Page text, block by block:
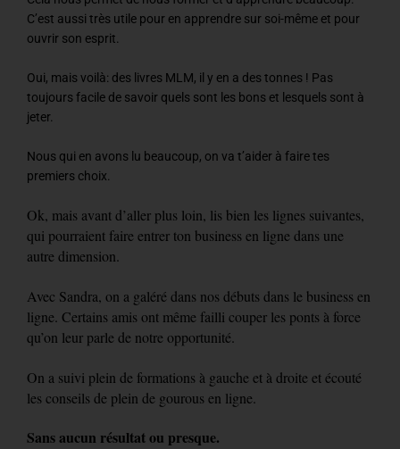
C’est aussi très utile pour en apprendre sur soi-même et pour
ouvrir son esprit.
Oui, mais voilà: des livres MLM, il y en a des tonnes ! Pas
toujours facile de savoir quels sont les bons et lesquels sont à
jeter.
Nous qui en avons lu beaucoup, on va t’aider à faire tes
premiers choix.
Ok, mais avant d’aller plus loin, lis bien les lignes suivantes,
qui pourraient faire entrer ton business en ligne dans une
autre dimension.
Avec Sandra, on a galéré dans nos débuts dans le business en
ligne. Certains amis ont même failli couper les ponts à force
qu’on leur parle de notre opportunité.
On a suivi plein de formations à gauche et à droite et écouté
les conseils de plein de gourous en ligne.
Sans aucun résultat ou presque.